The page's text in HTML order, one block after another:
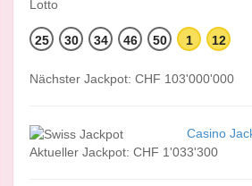
25 30 34 46 50 1 12
Nächster Jackpot: CHF 103'000'000
Casino
Aktueller Jackpot: CHF 1'033'300